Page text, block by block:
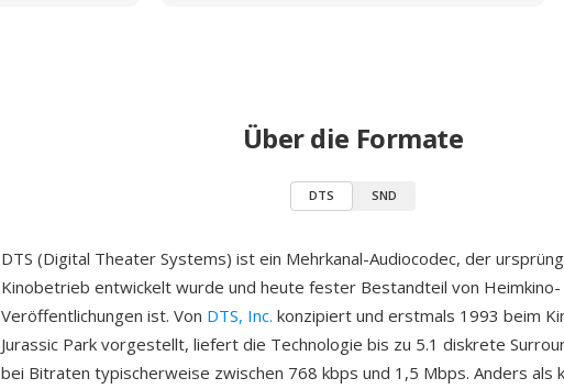
Über die Formate
DTS SND
DTS (Digital Theater Systems) ist ein Mehrkanal-Audiocodec, der
Kinobetrieb entwickelt wurde und heute fester Bestandteil von Heimkino-
Veröffentlichungen ist. Von DTS, Inc. konzipiert und erstmals 1993 beim
Jurassic Park vorgestellt, liefert die Technologie bis zu 5.1 diskrete
bei Bitraten typischerweise zwischen 768 kbps und 1,5 Mbps. Anders als